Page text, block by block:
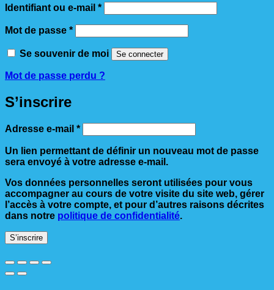
Identifiant ou e-mail *Obligatoire
Mot de passe *Obligatoire
Se souvenir de moi Se connecter
Mot de passe perdu ?
S’inscrire
Adresse e-mail *Obligatoire
Un lien permettant de définir un nouveau mot de passe
sera envoyé à votre adresse e-mail.
Vos données personnelles seront utilisées pour vous
accompagner au cours de votre visite du site web, gérer
l’accès à votre compte, et pour d’autres raisons décrites
dans notre politique de confidentialité.
S’inscrire